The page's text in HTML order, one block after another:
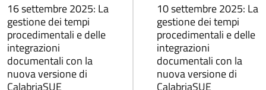
16 settembre 2025: La
gestione dei tempi
procedimentali e delle
integrazioni
documentali con la
nuova versione di
10 settembre 2025: La
gestione dei tempi
procedimentali e delle
integrazioni
documentali con la
nuova versione di